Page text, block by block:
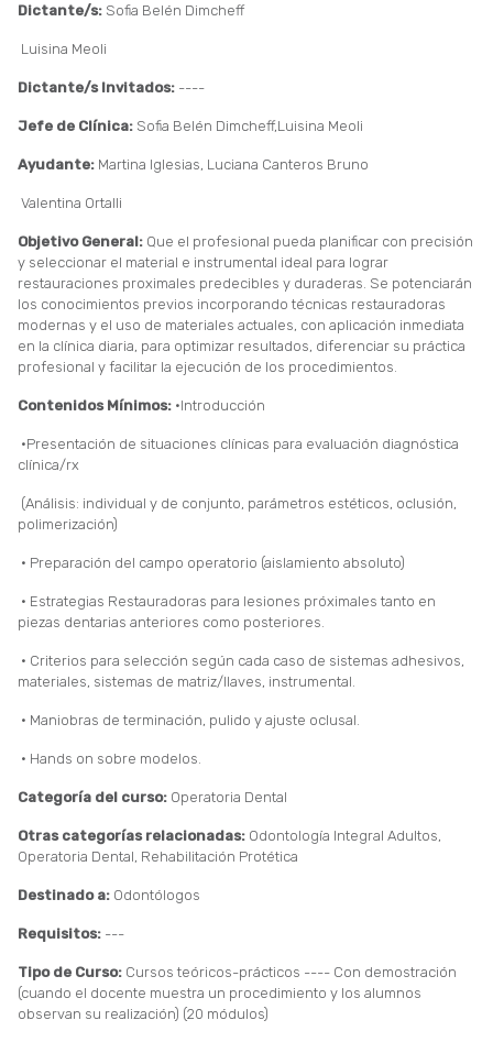
Dictante/s: Sofia Belén Dimcheff
Luisina Meoli
Dictante/s Invitados: ----
Jefe de Clínica: Sofia Belén Dimcheff,Luisina Meoli
Ayudante: Martina Iglesias, Luciana Canteros Bruno
Valentina Ortalli
Objetivo General: Que el profesional pueda planificar con precisión
y seleccionar el material e instrumental ideal para lograr
restauraciones proximales predecibles y duraderas. Se potenciarán
los conocimientos previos incorporando técnicas restauradoras
modernas y el uso de materiales actuales, con aplicación inmediata
en la clínica diaria, para optimizar resultados, diferenciar su práctica
profesional y facilitar la ejecución de los procedimientos.
Contenidos Mínimos: •Introducción
•Presentación de situaciones clínicas para evaluación diagnóstica
clínica/rx
(Análisis: individual y de conjunto, parámetros estéticos, oclusión,
polimerización)
• Preparación del campo operatorio (aislamiento absoluto)
• Estrategias Restauradoras para lesiones próximales tanto en
piezas dentarias anteriores como posteriores.
• Criterios para selección según cada caso de sistemas adhesivos,
materiales, sistemas de matriz/llaves, instrumental.
• Maniobras de terminación, pulido y ajuste oclusal.
• Hands on sobre modelos.
Categoría del curso: Operatoria Dental
Otras categorías relacionadas: Odontología Integral Adultos,
Operatoria Dental, Rehabilitación Protética
Destinado a: Odontólogos
Requisitos: ---
Tipo de Curso: Cursos teóricos-prácticos ---- Con demostración
(cuando el docente muestra un procedimiento y los alumnos
observan su realización) (20 módulos)